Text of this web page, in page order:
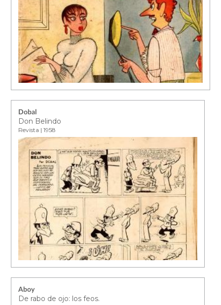
Dobal
Don Belindo
Revista | 1958
Aboy
De rabo de ojo: los feos.